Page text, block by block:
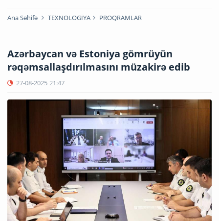
Ana Səhifə TEXNOLOGİYA PROQRAMLAR
Azərbaycan və Estoniya gömrüyün
rəqəmsallaşdırılmasını müzakirə edib
27-08-2025 21:47